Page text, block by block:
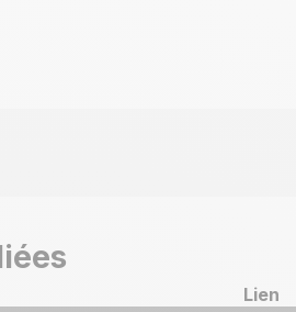
Lien